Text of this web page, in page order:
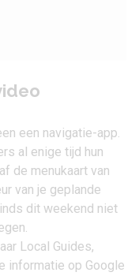
een navigatie-app.
al enige tijd hun
de menukaart van
van je geplande
dit weekend niet
Local Guides,
informatie op Google